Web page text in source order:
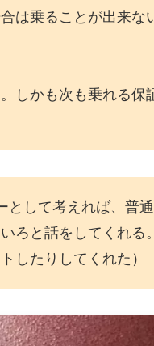
は乗ることが出来な
しかも次も乗れる保
して考えれば、普通
ろと話をしてくれる
したりしてくれた）